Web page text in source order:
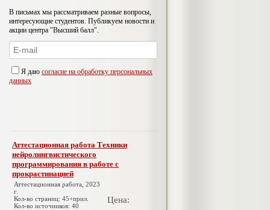
В письмах мы рассматриваем разные вопросы,
интересующие студентов. Публикуем новости и
акции центра "Высший балл".
Я даю согласие на обработку персональных
данных
Аттестационная работа Техники
нейролингвистического
программирования в работе с
прокрастинацией
Аттестационная работа, 2023
г.
Кол-во страниц: 45+прил.
Кол-во источников: 40
Цена: